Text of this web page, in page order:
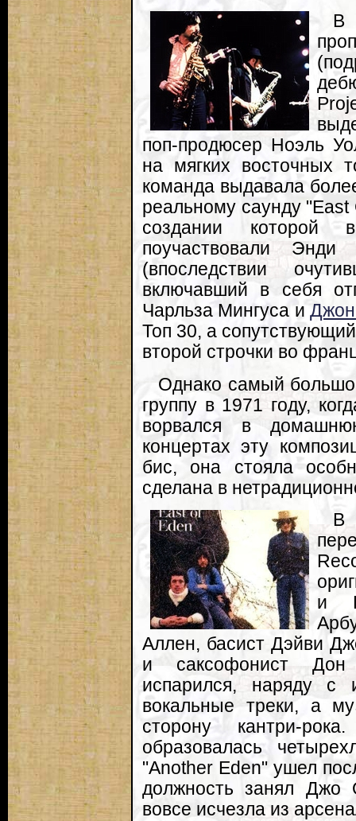
В
поп-продюсер Ноэль
на мягких восточных
команда выдавала
реальному саунду "East
создании
поучаствовали
(впоследствии
включавший в себя
Чарльза Мингуса и
Топ 30, а
второй строчки во
Однако самый
группу в 1971 году,
ворвался в
концертах эту
бис, она стояла
сделана в
В
и
Аллен, басист Дэйви
и саксофонист
испарился, наряду с
вокальные треки, а
сторону кантри-
образовалась
"Another Eden" ушел
должность занял Джо
вовсе исчезла из